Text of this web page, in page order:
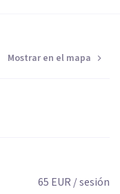
a cambios, en
de aprendizaje,
Mostrar en el mapa
65 EUR / sesión